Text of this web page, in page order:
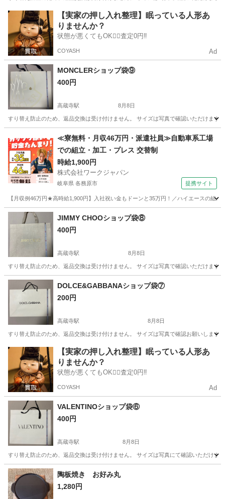
愛知 春日井市 高蔵寺駅 ラッピング用品 PRADA
【実家の押し入れ整理】眠っている人形あ
りませんか？
状態が悪くてもOK🙆‍♀️査定0円‼️
COYASH Ad
MONCLERショップ袋⑨
400円
高蔵寺駅 8月8日
すり替え防止のため、返品交換は受け付けません。 サイズは写真で確認いただけま
高蔵寺駅 ラッピング用品 MONCLER
≪寮無料・月収46万円・派遣社員≫自動車系工場
での組立・加工・プレス 交替制
時給1,900円
株式会社ワークジャパン
岐阜県 各務原市 提携サイト
【月収例46万円★高時給1,900円】入社祝い金もドーンと35万円！／ハイエースの組
岐阜 各務原市 JIMMY CHOOショップ袋⑧
400円
高蔵寺駅 8月8日
すり替え防止のため、返品交換は受け付けません。 サイズは写真で確認いただけま
愛知 春日井市 ショップ
DOLCE&GABBANAショップ袋⑦
200円
高蔵寺駅 8月8日
すり替え防止のため、返品交換は受け付けません。 サイズは写真で確認お願いしま
愛知 春日井市 高蔵寺駅 ラッピング用品 ショップ
【実家の押し入れ整理】眠っている人形あ
りませんか？
状態が悪くてもOK🙆‍♀️査定0円‼️
COYASH Ad
VALENTINOショップ袋⑥
400円
高蔵寺駅 8月8日
すり替え防止のため、返品交換は受け付けません。 サイズは写真にて確認いただけ
愛知 春日井市 高蔵寺駅 ラッピング用品
陶板焼き お好み丸
1,280円